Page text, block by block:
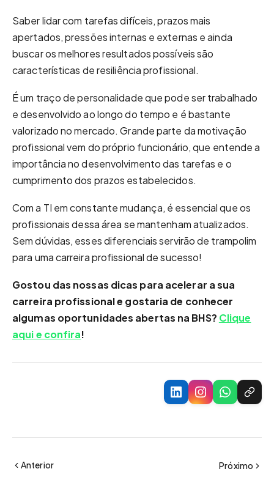
Saber lidar com tarefas difíceis, prazos mais
apertados, pressões internas e externas e ainda
buscar os melhores resultados possíveis são
características de resiliência profissional.
É um traço de personalidade que pode ser trabalhado
e desenvolvido ao longo do tempo e é bastante
valorizado no mercado. Grande parte da motivação
profissional vem do próprio funcionário, que entende a
importância no desenvolvimento das tarefas e o
cumprimento dos prazos estabelecidos.
Com a TI em constante mudança, é essencial que os
profissionais dessa área se mantenham atualizados.
Sem dúvidas, esses diferenciais servirão de trampolim
para uma carreira profissional de sucesso!
Gostou das nossas dicas para acelerar a sua
carreira profissional e gostaria de conhecer
algumas oportunidades abertas na BHS? Clique
aqui e confira!
Anterior Próximo